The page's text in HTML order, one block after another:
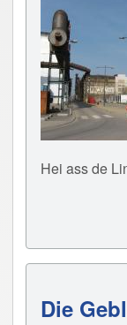
Hei ass de
Die